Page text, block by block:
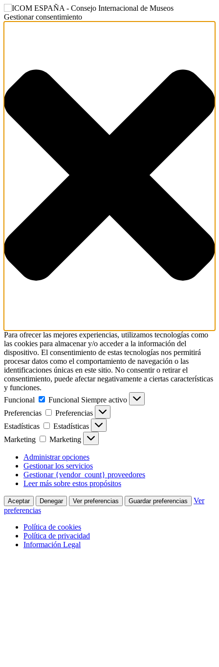
Gestionar consentimiento
Para ofrecer las mejores experiencias, utilizamos tecnologías como
las cookies para almacenar y/o acceder a la información del
dispositivo. El consentimiento de estas tecnologías nos permitirá
procesar datos como el comportamiento de navegación o las
identificaciones únicas en este sitio. No consentir o retirar el
consentimiento, puede afectar negativamente a ciertas características
y funciones.
Funcional
Funcional Siempre activo
Preferencias
Preferencias
Estadísticas
Estadísticas
Marketing
Marketing
Administrar opciones
Gestionar los servicios
Gestionar {vendor_count} proveedores
Leer más sobre estos propósitos
Aceptar Denegar Ver preferencias Guardar preferencias
Ver
preferencias
Política de cookies
Política de privacidad
Información Legal